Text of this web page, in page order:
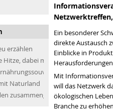
erzählen
dabei müssen wir über die
Naturland
zusammengeführt werden
Ein besonderer
direkte Austausch
Einblicke in
Mit
will das Netzwerk
ökologischen
Branche zu